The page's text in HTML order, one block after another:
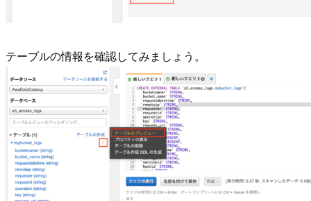
テーブルの情報を確認してみましょう。